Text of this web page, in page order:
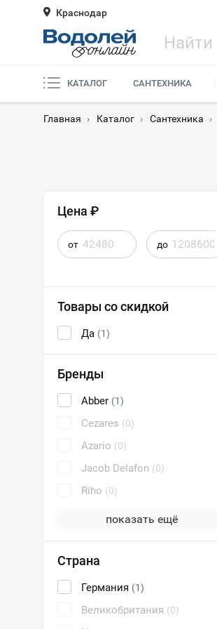
Краснодар
КАТАЛОГ САНТЕХНИКА
Главная › Каталог › Сантехника ›
Цена ₽
от до
Товары со скидкой
Да (1)
Бренды
Abber (1)
Cezares (0)
Azario (0)
Jacob Delafon (0)
Riho (0)
показать ещё
Страна
Германия (1)
Великобритания (0)